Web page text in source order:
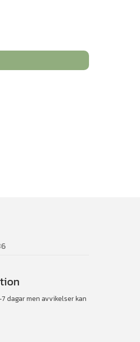
dagar men avvikelser kan